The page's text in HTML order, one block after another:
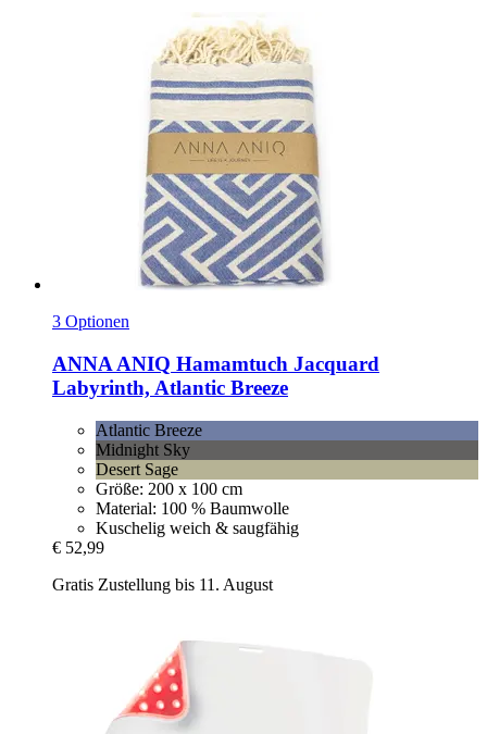
3 Optionen
ANNA ANIQ Hamamtuch Jacquard
Labyrinth, Atlantic Breeze
Atlantic Breeze
Midnight Sky
Desert Sage
Größe: 200 x 100 cm
Material: 100 % Baumwolle
Kuschelig weich & saugfähig
€ 52,99
Gratis Zustellung bis 11. August